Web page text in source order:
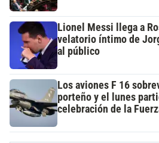
Lionel Messi llega a
velatorio íntimo de
al público
Los aviones F 16
porteño y el lunes
celebración de la